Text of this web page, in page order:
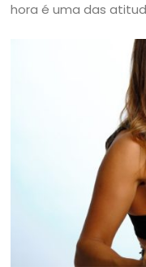
hora é uma das